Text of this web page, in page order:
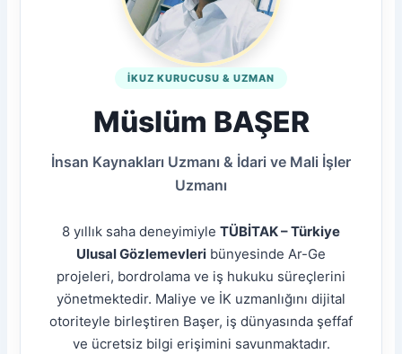
İKUZ KURUCUSU & UZMAN
Müslüm BAŞER
İnsan Kaynakları Uzmanı & İdari ve Mali İşler
Uzmanı
8 yıllık saha deneyimiyle TÜBİTAK – Türkiye
Ulusal Gözlemevleri bünyesinde Ar-Ge
projeleri, bordrolama ve iş hukuku süreçlerini
yönetmektedir. Maliye ve İK uzmanlığını dijital
otoriteyle birleştiren Başer, iş dünyasında şeffaf
ve ücretsiz bilgi erişimini savunmaktadır.